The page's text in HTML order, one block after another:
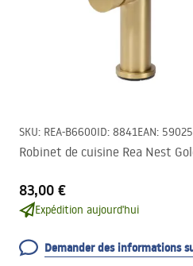
SKU: REA-B6600ID: 8841EAN:
Robinet de cuisine Rea Nest
83,00 €
Expédition aujourd'hui
Demander des informations